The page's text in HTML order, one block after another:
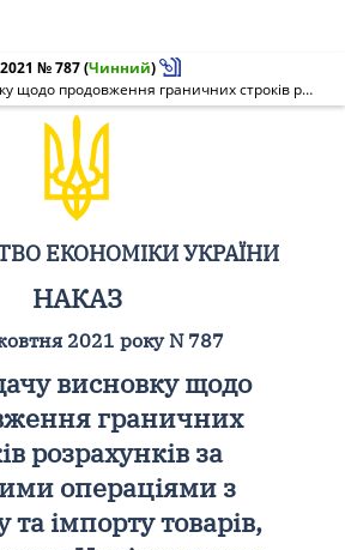
№ 787(Чинний)
Про видачу висновку щодо продовження граничних строків розрахунків за окремими операціями з експорту та імпорту товарів, установлених Національним банком, ДП ДГЗП "Спецтехноекспорт"
ЕКОНОМІКИ УКРАЇНИ
НАКАЗ
2021 року N 787
висновку щодо
граничних
розрахунків за
операціями з
та імпорту товарів,